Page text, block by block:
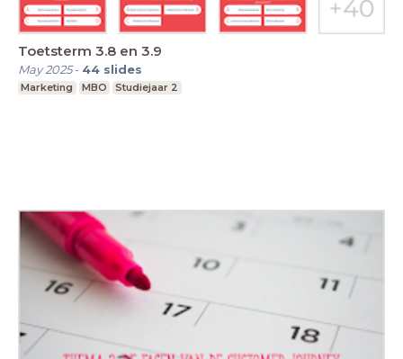
Toetsterm 3.8 en 3.9
May 2025- 44 slides
Marketing MBO Studiejaar 2